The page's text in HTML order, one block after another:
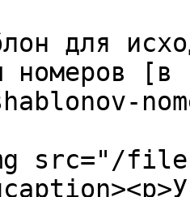
для
номеров [в
src="/files/